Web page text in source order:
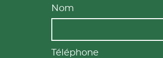
Nom
Téléphone